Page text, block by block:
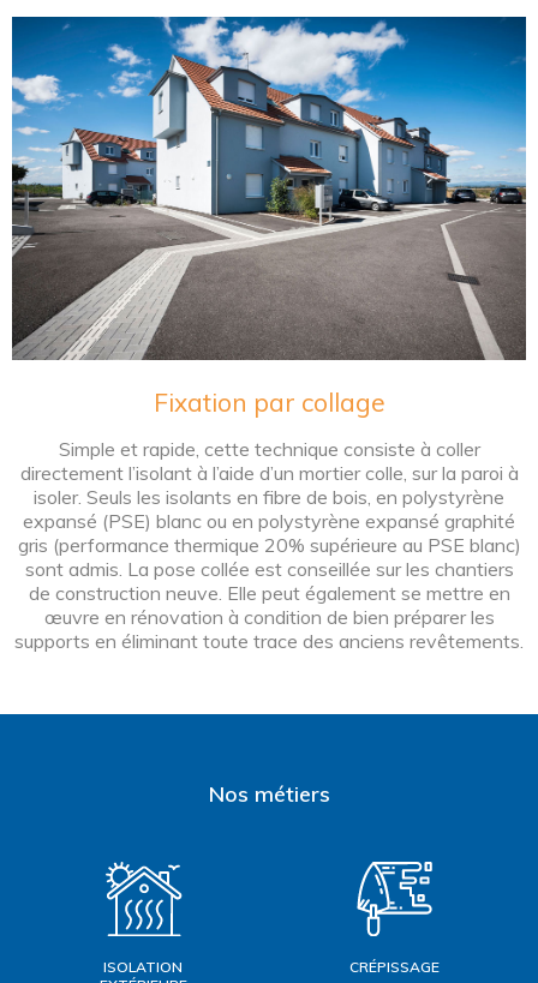
Fixation par collage
Simple et rapide, cette technique consiste à coller
directement l’isolant à l’aide d’un mortier colle, sur la paroi à
isoler. Seuls les isolants en fibre de bois, en polystyrène
expansé (PSE) blanc ou en polystyrène expansé graphité
gris (performance thermique 20% supérieure au PSE blanc)
sont admis. La pose collée est conseillée sur les chantiers
de construction neuve. Elle peut également se mettre en
œuvre en rénovation à condition de bien préparer les
supports en éliminant toute trace des anciens revêtements.
Nos métiers
ISOLATION
CRÉPISSAGE